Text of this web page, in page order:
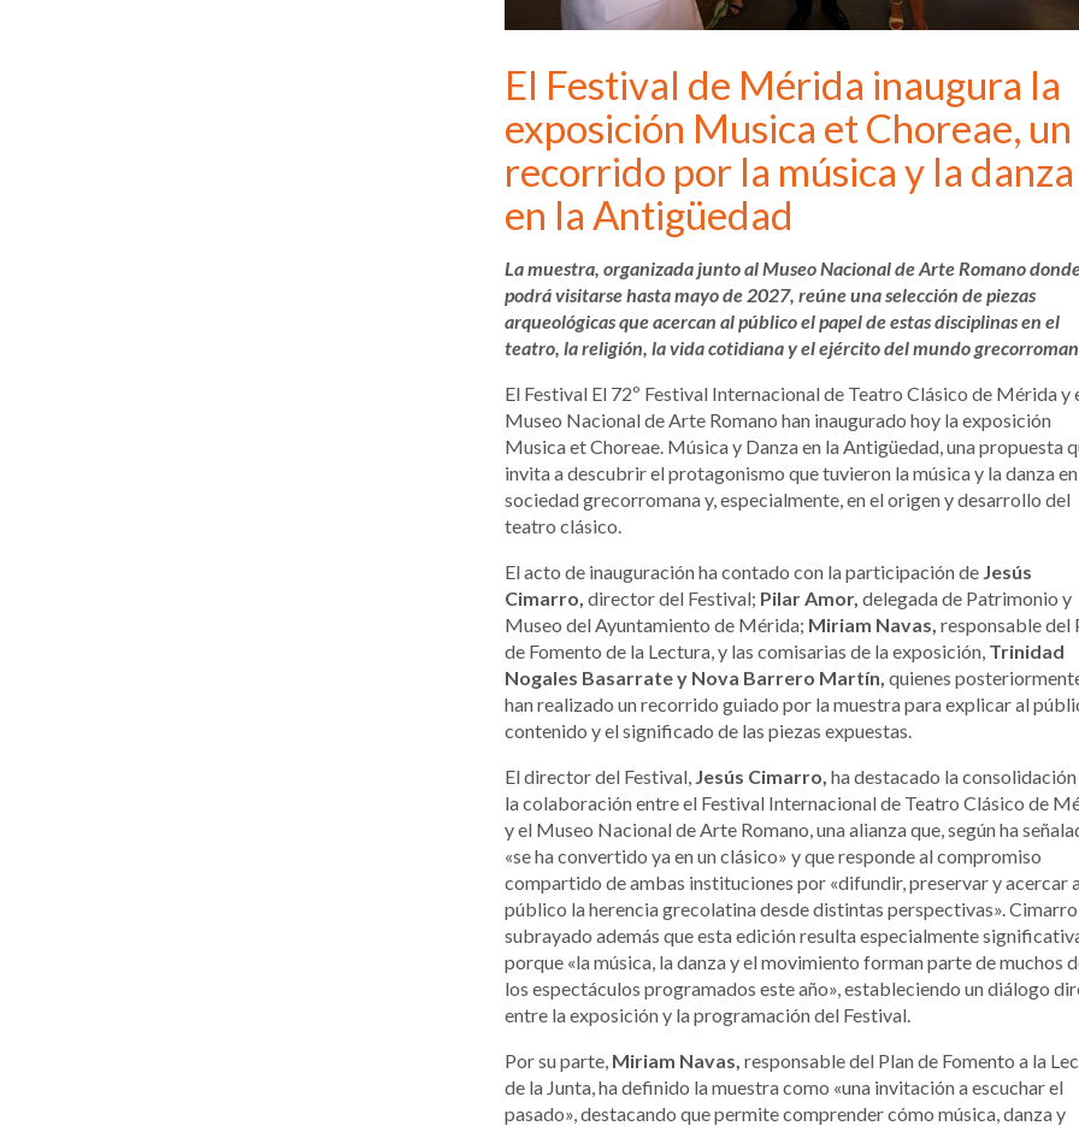
El Festival de Mérida inaugura la
exposición Musica et Choreae, un
recorrido por la música y la danza
en la Antigüedad
La muestra, organizada junto al Museo Nacional de Arte Romano
podrá visitarse hasta mayo de 2027, reúne una selección de piezas
arqueológicas que acercan al público el papel de estas disciplinas en el
teatro, la religión, la vida cotidiana y el ejército del mundo
El Festival El 72º Festival Internacional de Teatro Clásico de Mérida y
Museo Nacional de Arte Romano han inaugurado hoy la exposición
Musica et Choreae. Música y Danza en la Antigüedad, una propuesta
invita a descubrir el protagonismo que tuvieron la música y la danza
sociedad grecorromana y, especialmente, en el origen y desarrollo del
teatro clásico.
El acto de inauguración ha contado con la participación de Jesús
Cimarro, director del Festival; Pilar Amor, delegada de Patrimonio y
Museo del Ayuntamiento de Mérida; Miriam Navas, responsable del
de Fomento de la Lectura, y las comisarias de la exposición, Trinidad
Nogales Basarrate y Nova Barrero Martín, quienes
han realizado un recorrido guiado por la muestra para explicar al
contenido y el significado de las piezas expuestas.
El director del Festival, Jesús Cimarro, ha destacado la
la colaboración entre el Festival Internacional de Teatro Clásico de
y el Museo Nacional de Arte Romano, una alianza que, según ha
«se ha convertido ya en un clásico» y que responde al compromiso
compartido de ambas instituciones por «difundir, preservar y acercar
público la herencia grecolatina desde distintas perspectivas».
subrayado además que esta edición resulta especialmente
porque «la música, la danza y el movimiento forman parte de muchos
los espectáculos programados este año», estableciendo un diálogo
entre la exposición y la programación del Festival.
Por su parte, Miriam Navas, responsable del Plan de Fomento a la
de la Junta, ha definido la muestra como «una invitación a escuchar el
pasado», destacando que permite comprender cómo música, danza y